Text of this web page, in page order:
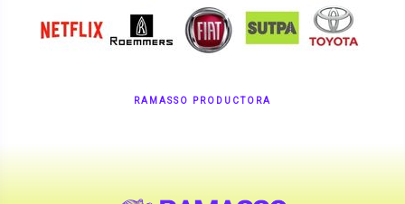
RAMASSO PRODUCTORA